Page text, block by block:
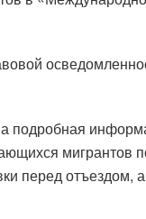
мигрантов
перед